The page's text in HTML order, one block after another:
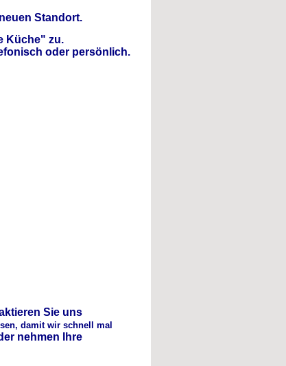
Standort.
Küche" zu.
oder persönlich.
Sie uns
damit wir schnell mal
nehmen Ihre